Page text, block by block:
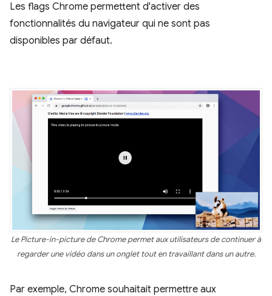
Les flags Chrome permettent d'activer des
fonctionnalités du navigateur qui ne sont pas
disponibles par défaut.
Le Picture-in-picture de Chrome permet aux utilisateurs de continuer à
regarder une vidéo dans un onglet tout en travaillant dans un autre.
Par exemple, Chrome souhaitait permettre aux